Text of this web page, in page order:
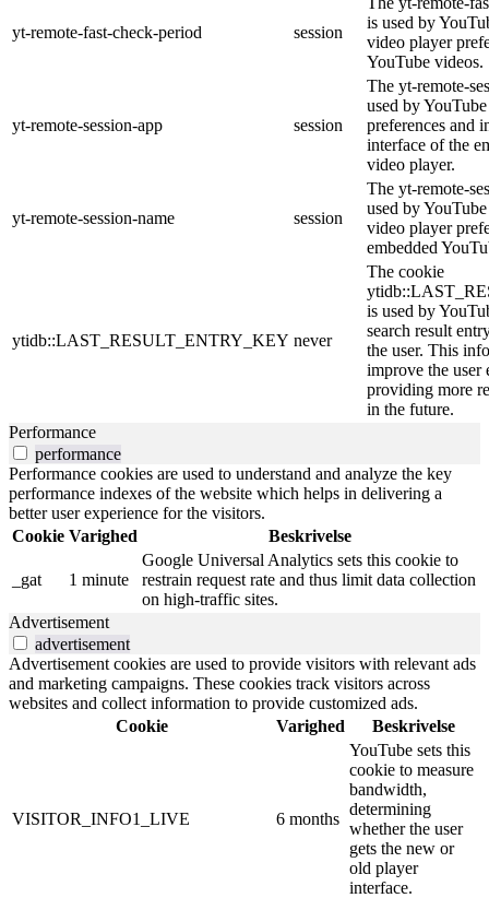
yt-remote-fast-check-period session
is used by
video player
YouTube videos.
yt-remote-session-app session
The yt-remote-
used by
preferences and
interface of the
video player.
yt-remote-session-name session
The yt-remote-
used by
video player
embedded
ytidb::LAST_RESULT_ENTRY_KEY never
The cookie
is used by
search result
the user. This
improve the user
providing more
in the future.
Performance
performance
Performance cookies are used to understand and analyze the key
performance indexes of the website which helps in delivering a
better user experience for the visitors.
Cookie Varighed Beskrivelse
_gat 1 minute
Google Universal Analytics sets this cookie to
restrain request rate and thus limit data collection
on high-traffic sites.
Advertisement
advertisement
Advertisement cookies are used to provide visitors with relevant ads
and marketing campaigns. These cookies track visitors across
websites and collect information to provide customized ads.
Cookie
Varighed Beskrivelse
VISITOR_INFO1_LIVE 6 months
YouTube sets this
cookie to measure
bandwidth,
determining
whether the user
gets the new or
old player
interface.